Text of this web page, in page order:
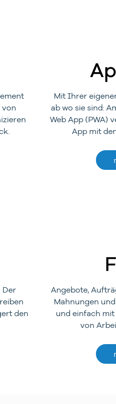
von
Mit Ihrer
ab wo sie sind:
Web App (PWA)
App mit
Der
den
Angebote,
Mahnungen
und einfach
von